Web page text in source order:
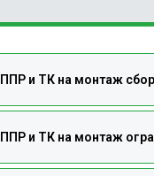
ППР и ТК на монтаж
ППР и ТК на монтаж